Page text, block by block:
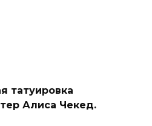
татуировка
Алиса Чекед.